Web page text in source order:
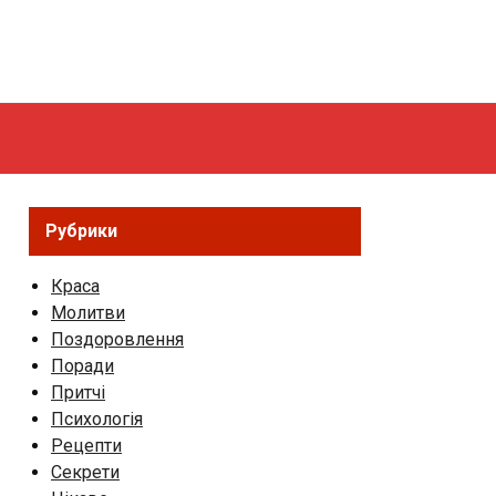
Рубрики
Краса
Молитви
Поздоровлення
Поради
Притчі
Психологія
Рецепти
Секрети